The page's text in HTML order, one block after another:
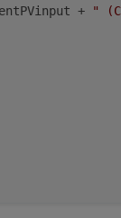
Script
+ "